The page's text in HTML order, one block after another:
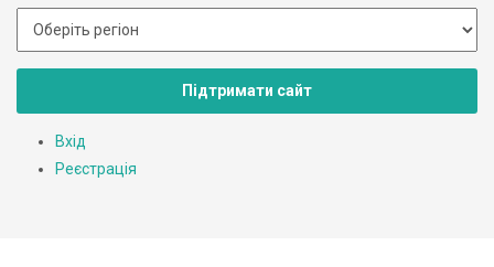
Підтримати сайт
Вхід
Реєстрація